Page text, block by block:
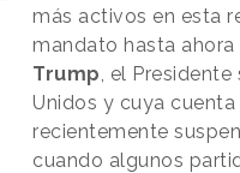
más activos en esta
mandato hasta
Trump, el
Unidos y cuya cuenta
recientemente
cuando algunos